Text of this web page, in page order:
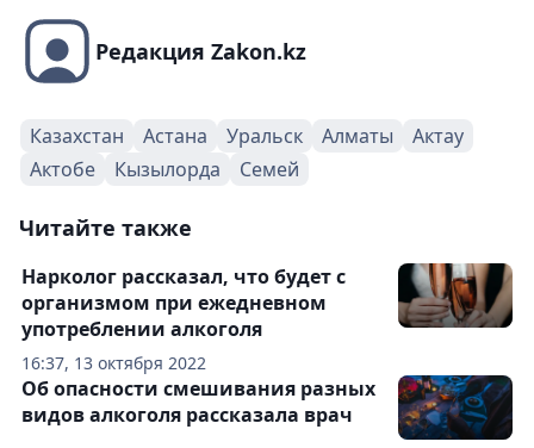
Редакция Zakon.kz
Казахстан Астана Уральск Алматы
Актау
Актобе
Кызылорда Семей
Читайте также
16:37, 13 октября 2022
Нарколог рассказал, что будет с
организмом при ежедневном
употреблении алкоголя
Об опасности смешивания разных
видов алкоголя рассказала врач